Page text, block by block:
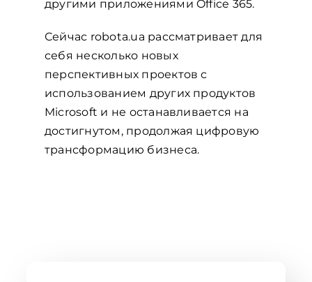
другими приложениями Office 365.
Сейчас robota.ua рассматривает для
себя несколько новых
перспективных проектов с
использованием других продуктов
Microsoft и не останавливается на
достигнутом, продолжая цифровую
трансформацию бизнеса.